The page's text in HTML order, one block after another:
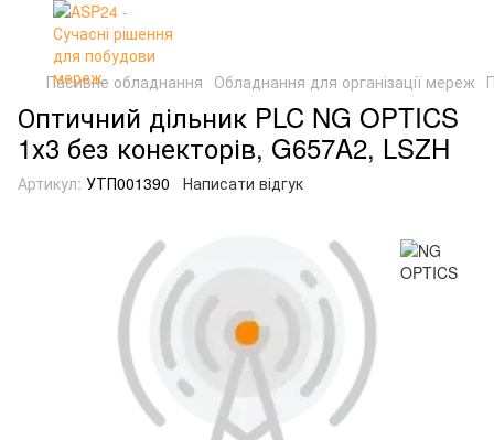
Пасивне обладнання Обладнання для організації мереж
Оптичний дільник PLC NG OPTICS
1х3 без конекторів, G657A2, LSZH
Артикул: УТП001390 Написати відгук